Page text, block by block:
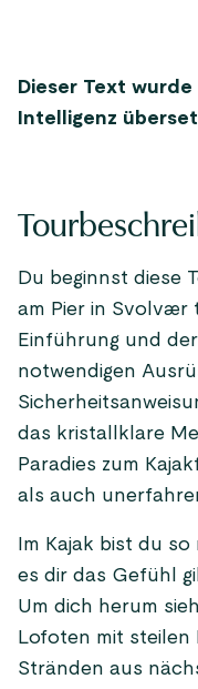
Dieser Text
Intelligenz
Du beginnst diese
am Pier in Svolvær
Einführung und
notwendigen
das kristallklare
Paradies zum
als auch
Im Kajak bist du
es dir das Gefühl
Um dich herum
Lofoten mit steilen
Stränden aus